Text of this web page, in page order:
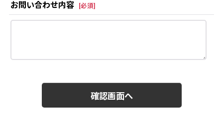
お問い合わせ内容 [必須]
確認画面へ